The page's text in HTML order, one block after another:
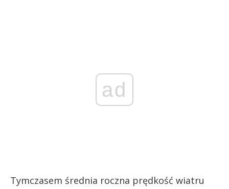
ad
Tymczasem średnia roczna prędkość wiatru